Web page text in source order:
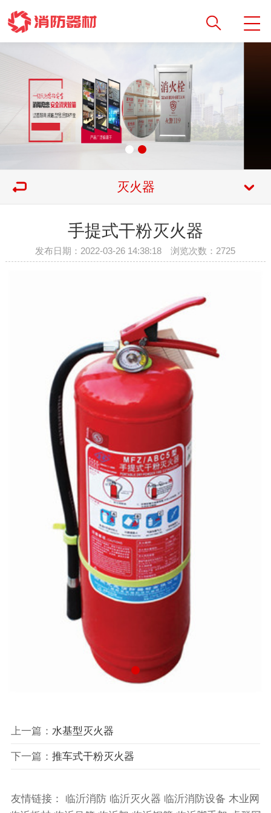
灭火器
手提式干粉灭火器
发布日期：2022-03-26 14:38:18 浏览次数： 2725
上一篇： 水基型灭火器
下一篇： 推车式干粉灭火器
友情链接： 临沂消防 临沂灭火器 临沂消防设备木业网